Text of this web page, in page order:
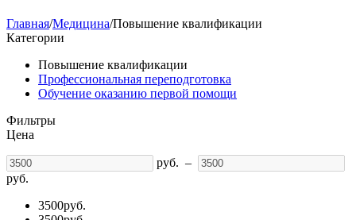
Главная/Медицина/Повышение квалификации
Категории
Повышение квалификации
Профессиональная переподготовка
Обучение оказанию первой помощи
Фильтры
Цена
руб. –
руб.
3500руб.